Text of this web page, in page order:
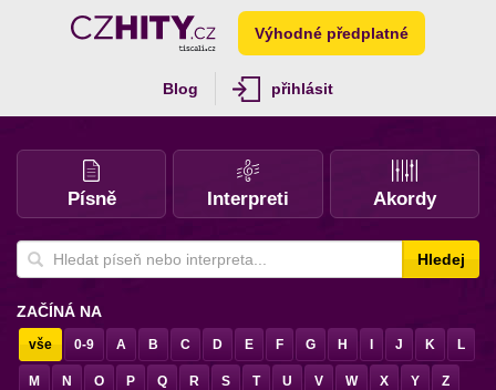
Výhodné předplatné
Blog přihlásit
Písně Interpreti Akordy
Hledej
ZAČÍNÁ NA
vše 0-9 A B C D E F G H J K L
M N O P Q R S T U V W X Y Z